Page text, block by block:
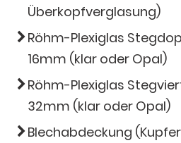
Überkopfverglasung)
Röhm-Plexiglas
16mm (klar oder Opal)
Röhm-Plexiglas
32mm (klar oder Opal)
Blechabdeckung